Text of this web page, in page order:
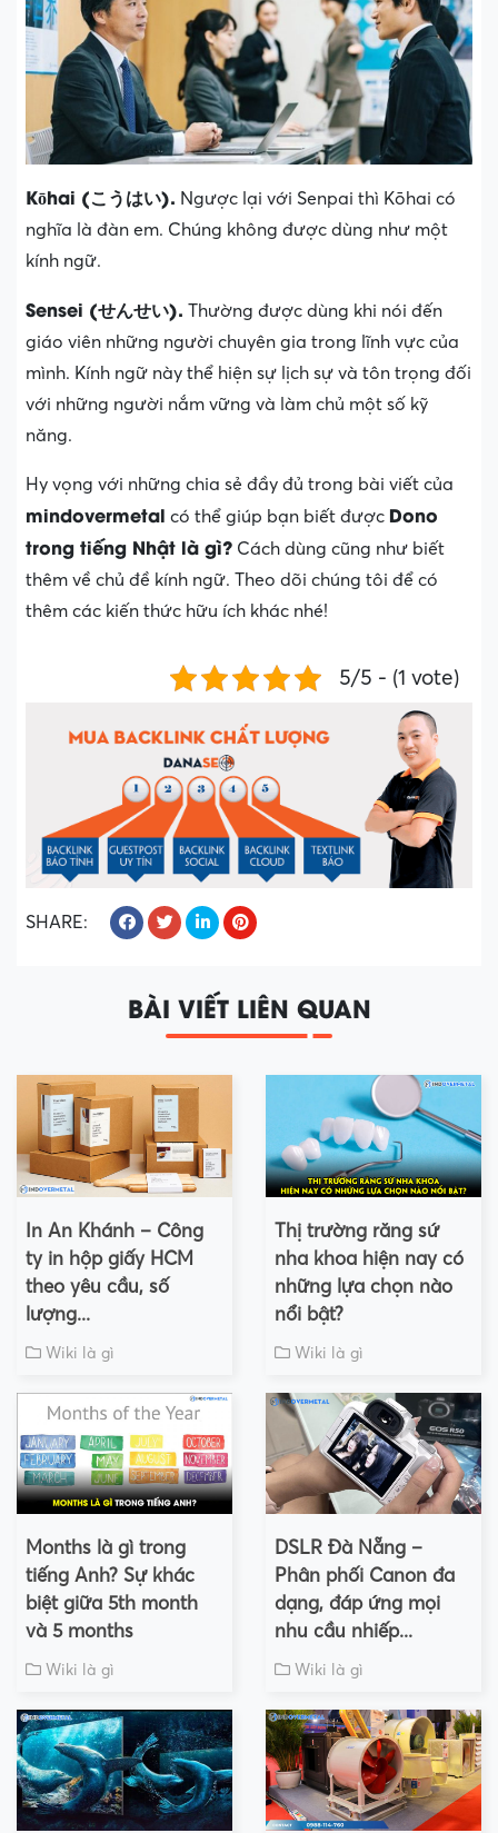
Kōhai (こうはい). Ngược lại với Senpai thì Kōhai có
nghĩa là đàn em. Chúng không được dùng như một
kính ngữ.
Sensei (せんせい). Thường được dùng khi nói đến
giáo viên những người chuyên gia trong lĩnh vực của
mình. Kính ngữ này thể hiện sự lịch sự và tôn trọng đối
với những người nắm vững và làm chủ một số kỹ
năng.
Hy vọng với những chia sẻ đầy đủ trong bài viết của
mindovermetal có thể giúp bạn biết được Dono
trong tiếng Nhật là gì? Cách dùng cũng như biết
thêm về chủ đề kính ngữ. Theo dõi chúng tôi để có
thêm các kiến thức hữu ích khác nhé!
5/5 - (1 vote)
SHARE:
BÀI VIẾT LIÊN QUAN
In An Khánh – Công
ty in hộp giấy HCM
theo yêu cầu, số
lượng...
Wiki là gì
Thị trường răng sứ
nha khoa hiện nay có
những lựa chọn nào
nổi bật?
Wiki là gì
Months là gì trong
tiếng Anh? Sự khác
biệt giữa 5th month
và 5 months
Wiki là gì
DSLR Đà Nẵng –
Phân phối Canon đa
dạng, đáp ứng mọi
nhu cầu nhiếp...
Wiki là gì